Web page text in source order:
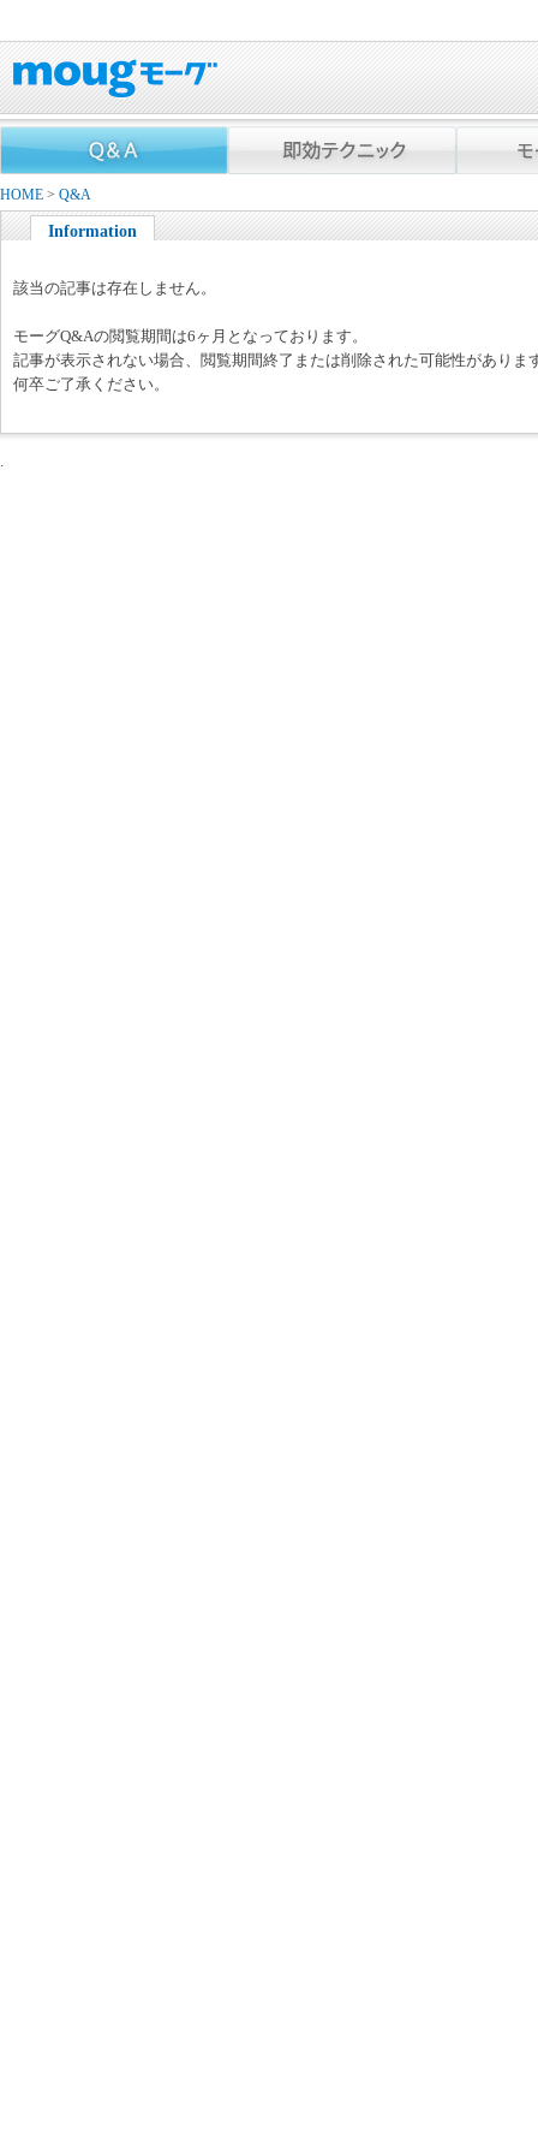
HOME > Q&A
Information
該当の記事は存在しません。
モーグQ&Aの閲覧期間は6ヶ月となっております。
記事が表示されない場合、閲覧期間終了または削除された可能性がありま
何卒ご了承ください。